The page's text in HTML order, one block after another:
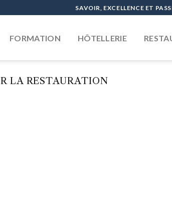
SAVOIR, EXCELLENCE ET
FORMATION HÔTELLERIE
LA RESTAURATION